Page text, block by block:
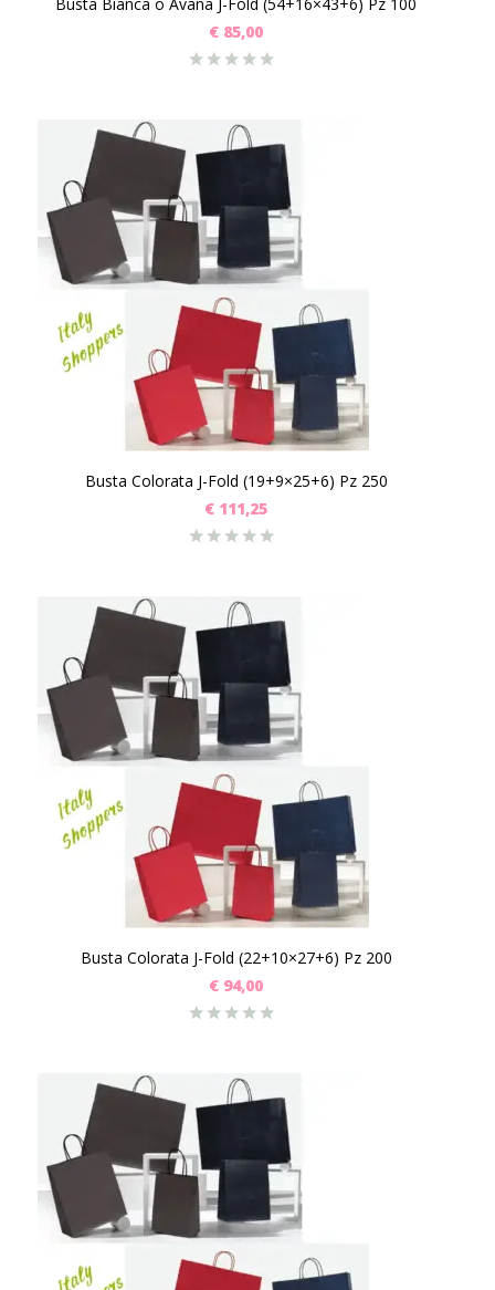
€ 85,00
Busta Colorata J-Fold (19+9×25+6) Pz 250
€ 111,25
Busta Colorata J-Fold (22+10×27+6) Pz 200
€ 94,00